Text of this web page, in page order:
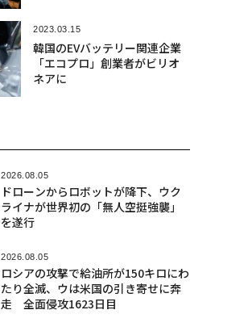
2023.03.15
韓国のEVバッテリー関連企業
「エコプロ」創業者がビリオ
ネアに
2026.08.05
ドローンからロボットが降下、ウク
ライナが世界初の「無人空挺強襲」
を遂行
2026.08.05
ロシアの攻撃で給油所が150キロにわ
たり全滅、ウは米国の引き寄せに奔
走 全面侵攻1623日目